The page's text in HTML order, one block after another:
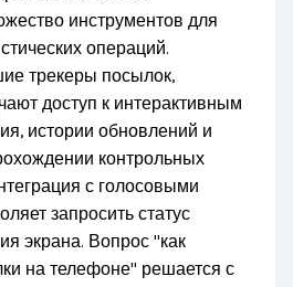
инструментов для
операций.
трекеры посылок,
доступ к интерактивным
истории обновлений и
контрольных
с голосовыми
запросить статус
экрана. Вопрос "как
на телефоне" решается с